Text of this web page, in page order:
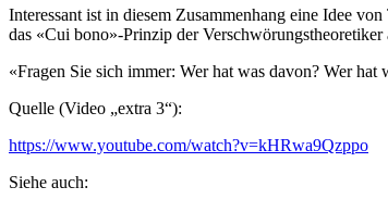
Interessant ist in diesem Zusammenhang eine Idee
das «Cui bono»-Prinzip der
«Fragen Sie sich immer: Wer hat was davon? Wer hat
Quelle (Video „extra 3“):
https://www.youtube.com/watch?v=kHRwa9Qzppo
Siehe auch: